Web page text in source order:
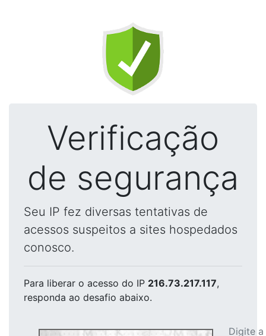
Verificação
de segurança
Seu IP fez diversas tentativas de
acessos suspeitos a sites hospedados
conosco.
Para liberar o acesso do IP 216.73.217.117,
responda ao desafio abaixo.
Digite